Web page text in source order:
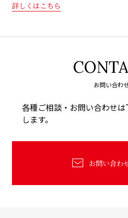
詳しくはこちら
お問い合わ
各種ご相談・お問い合わせ
します。
お問い合わ